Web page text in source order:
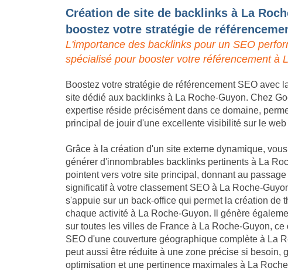
Création de site de backlinks à La
boostez votre stratégie de
L'importance des backlinks pour un SEO
spécialisé pour booster votre référencement à
Boostez votre stratégie de référencement SEO avec
site dédié aux backlinks à La Roche-Guyon. Chez
expertise réside précisément dans ce domaine,
principal de jouir d'une excellente visibilité sur le
Grâce à la création d'un site externe dynamique,
générer d'innombrables backlinks pertinents à La
pointent vers votre site principal, donnant au
significatif à votre classement SEO à La Roche-
s'appuie sur un back-office qui permet la création de
chaque activité à La Roche-Guyon. Il génère
sur toutes les villes de France à La Roche-Guyon, ce
SEO d'une couverture géographique complète à La
peut aussi être réduite à une zone précise si besoin,
optimisation et une pertinence maximales à La